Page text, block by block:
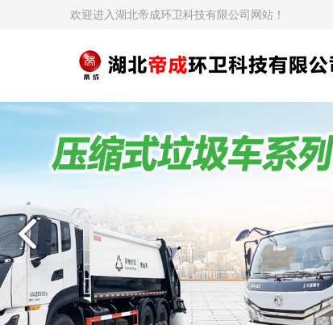
欢迎进入湖北帝成环卫科技有限公司网站！